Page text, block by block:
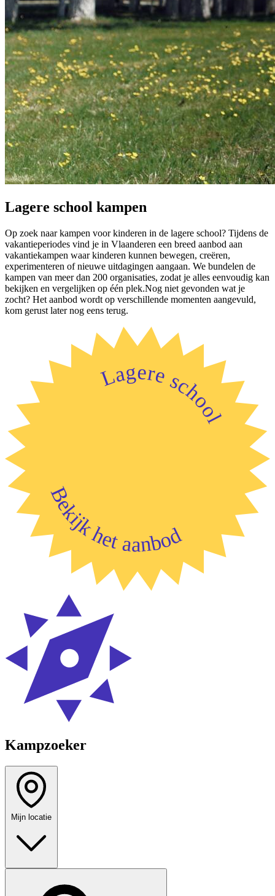
Lagere school kampen
Op zoek naar kampen voor kinderen in de lagere school? Tijdens de
vakantieperiodes vind je in Vlaanderen een breed aanbod aan
vakantiekampen waar kinderen kunnen bewegen, creëren,
experimenteren of nieuwe uitdagingen aangaan. We bundelen de
kampen van meer dan 200 organisaties, zodat je alles eenvoudig kan
bekijken en vergelijken op één plek.Nog niet gevonden wat je
zocht? Het aanbod wordt op verschillende momenten aangevuld,
kom gerust later nog eens terug.
Lagere school
Bekijk het aanbod
Kampzoeker
Mijn locatie